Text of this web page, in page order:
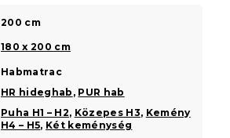
200 cm
180 x 200 cm
Habmatrac
HR hideghab , PUR hab
Puha H1 – H2, Közepes H3, Kemény
H4 – H5, Két keménység